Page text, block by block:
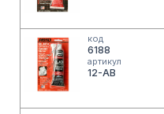
код
6188
артикул
12-AB